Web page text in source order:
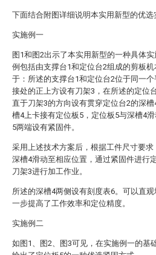
下面结合附图详细说明本实用新型的优选
实施例一
图1和图2出示了本实用新型的一种具体
例包括由支撑台1和定位台2组成的剪板
于：所述的支撑台1和定位台2位于同一
接处的正上方设有刀架3，在所述的定位
直于刀架3的方向设有贯穿定位台2的深
槽4上卡接有定位板5，定位板5与深槽4
5两端设有紧固件。
采用上述技术方案后，根据工件尺寸要
深槽4滑动至相应位置，通过紧固件进行
刀架3进行加工作业。
所述的深槽4两侧设有刻度表6。可以直
一步提高了工作效率和定位精度。
实施例二
如图1、图2、图3可见，在实施例一的基